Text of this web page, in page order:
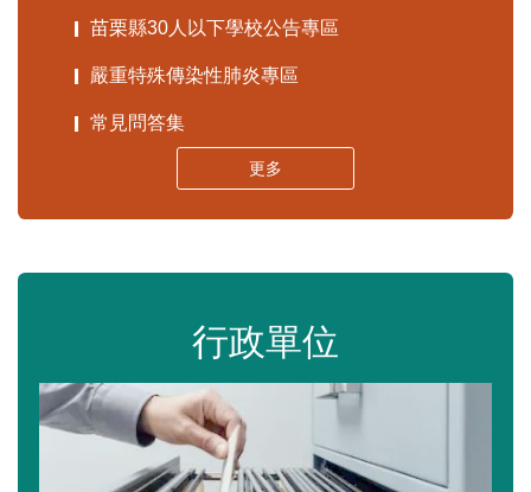
苗栗縣30人以下學校公告專區
嚴重特殊傳染性肺炎專區
常見問答集
更多
行政單位